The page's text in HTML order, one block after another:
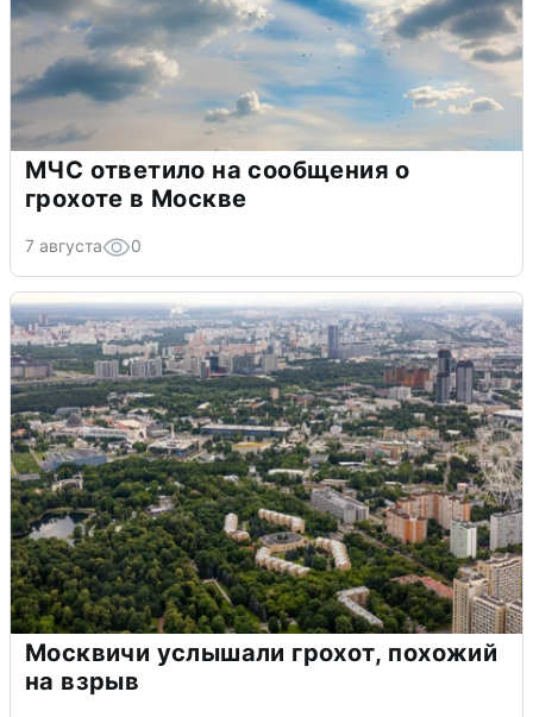
МЧС ответило на сообщения о
грохоте в Москве
7 августа 0
Москвичи услышали грохот, похожий
на взрыв